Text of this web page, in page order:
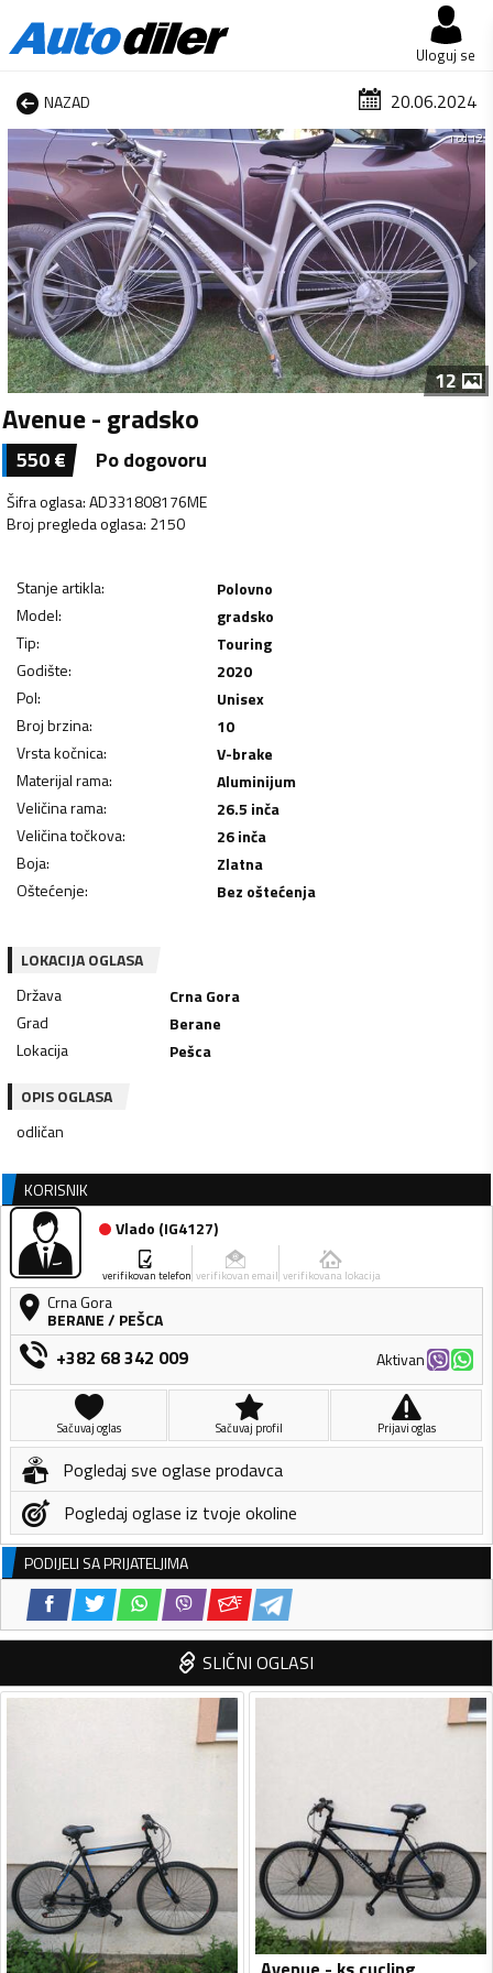
Uloguj se
NAZAD 20.06.2024
1 od 12
12
Avenue - gradsko
550€ Po dogovoru
Šifra oglasa:AD331808176ME
Broj pregleda oglasa: 2150
Stanje artikla:
Polovno
Model:
gradsko
Tip:
Touring
Godište:
2020
Pol:
Unisex
Broj brzina:
10
Vrsta kočnica:
V-brake
Materijal rama:
Aluminijum
Veličina rama:
26.5 inča
Veličina točkova:
26 inča
Boja:
Zlatna
Oštećenje: Bez oštećenja
LOKACIJA OGLASA
Država
Crna Gora
Grad
Berane
Lokacija
Pešca
OPIS OGLASA
odličan
KORISNIK
Vlado (IG4127)
verifikovan telefon verifikovan email verifikovana lokacija
Crna Gora
BERANE/ PEŠCA
+382 68 342 009 Aktivan
Sačuvaj oglas Sačuvaj profil Prijavi oglas
Pogledaj sve oglase prodavca
Pogledaj oglase iz tvoje okoline
PODIJELI SA PRIJATELJIMA
SLIČNI OGLASI